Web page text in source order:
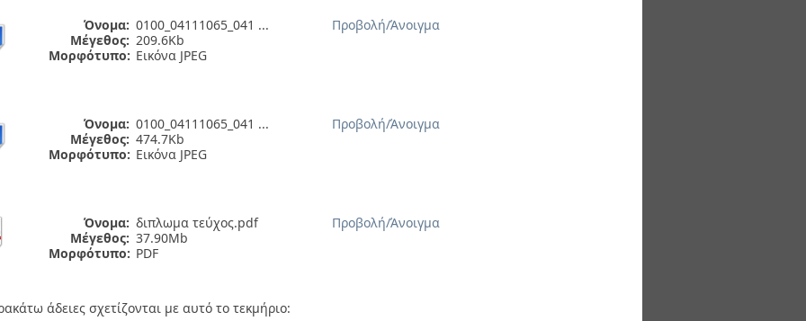
Όνομα: 0100_04111065_041 ...
Μέγεθος: 209.6Kb
Μορφότυπο: Εικόνα JPEG
Προβολή/Άνοιγμα
Όνομα: 0100_04111065_041 ...
Μέγεθος: 474.7Kb
Μορφότυπο: Εικόνα JPEG
Προβολή/Άνοιγμα
Όνομα: διπλωμα τεύχος.pdf
Μέγεθος: 37.90Mb
Μορφότυπο: PDF
Προβολή/Άνοιγμα
άδειες σχετίζονται με αυτό το τεκμήριο: